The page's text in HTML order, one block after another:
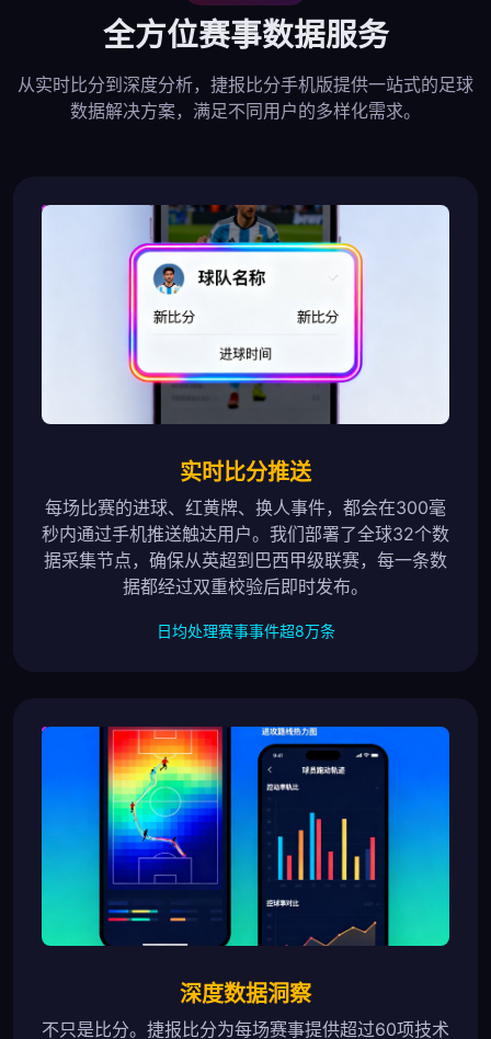
全方位赛事数据服务
从实时比分到深度分析，捷报比分手机版提供一站式的足球
数据解决方案，满足不同用户的多样化需求。
实时比分推送
每场比赛的进球、红黄牌、换人事件，都会在300毫
秒内通过手机推送触达用户。我们部署了全球32个数
据采集节点，确保从英超到巴西甲级联赛，每一条数
据都经过双重校验后即时发布。
日均处理赛事事件超8万条
深度数据洞察
不只是比分。捷报比分为每场赛事提供超过60项技术